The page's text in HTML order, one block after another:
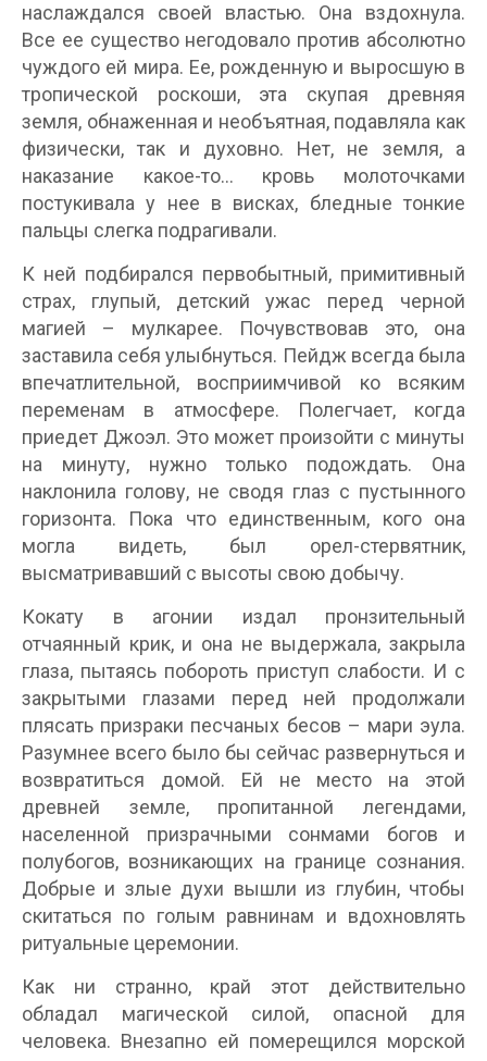
наслаждался своей властью. Она вздохнула.
Все ее существо негодовало против абсолютно
чуждого ей мира. Ее, рожденную и выросшую в
тропической роскоши, эта скупая древняя
земля, обнаженная и необъятная, подавляла как
физически, так и духовно. Нет, не земля, а
наказание какое-то… кровь молоточками
постукивала у нее в висках, бледные тонкие
пальцы слегка подрагивали.
К ней подбирался первобытный, примитивный
страх, глупый, детский ужас перед черной
магией – мулкарее. Почувствовав это, она
заставила себя улыбнуться. Пейдж всегда была
впечатлительной, восприимчивой ко всяким
переменам в атмосфере. Полегчает, когда
приедет Джоэл. Это может произойти с минуты
на минуту, нужно только подождать. Она
наклонила голову, не сводя глаз с пустынного
горизонта. Пока что единственным, кого она
могла видеть, был орел-стервятник,
высматривавший с высоты свою добычу.
Кокату в агонии издал пронзительный
отчаянный крик, и она не выдержала, закрыла
глаза, пытаясь побороть приступ слабости. И с
закрытыми глазами перед ней продолжали
плясать призраки песчаных бесов – мари эула.
Разумнее всего было бы сейчас развернуться и
возвратиться домой. Ей не место на этой
древней земле, пропитанной легендами,
населенной призрачными сонмами богов и
полубогов, возникающих на границе сознания.
Добрые и злые духи вышли из глубин, чтобы
скитаться по голым равнинам и вдохновлять
ритуальные церемонии.
Как ни странно, край этот действительно
обладал магической силой, опасной для
человека. Внезапно ей померещился морской